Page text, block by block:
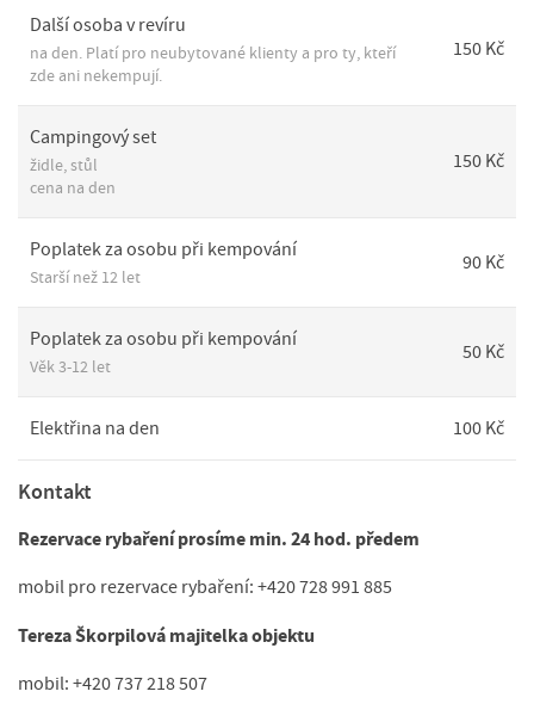
Další osoba v revíru
na den. Platí pro neubytované klienty a pro ty, kteří
zde ani nekempují.
150 Kč
Campingový set
židle, stůl
cena na den
150 Kč
Poplatek za osobu při kempování
Starší než 12 let
90 Kč
Poplatek za osobu při kempování
Věk 3-12 let
50 Kč
Elektřina na den 100 Kč
Kontakt
Rezervace rybaření prosíme min. 24 hod. předem
mobil pro rezervace rybaření: +420 728 991 885
Tereza Škorpilová majitelka objektu
mobil: +420 737 218 507